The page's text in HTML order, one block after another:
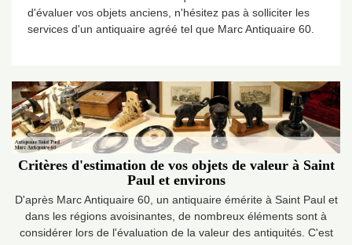
d'évaluer vos objets anciens, n'hésitez pas à solliciter les
services d'un antiquaire agréé tel que Marc Antiquaire 60.
Critères d'estimation de vos objets de valeur à Saint
Paul et environs
D'après Marc Antiquaire 60, un antiquaire émérite à Saint Paul et
dans les régions avoisinantes, de nombreux éléments sont à
considérer lors de l'évaluation de la valeur des antiquités. C'est